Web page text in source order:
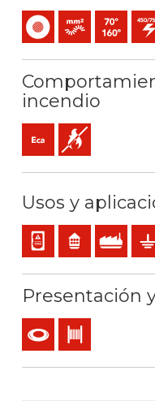
Unipolar Conductor 450
incendio
Eca (reacción al fuego)
No propagador
Usos y
Cableado interno de
Residencial
Uso
Presentación
Bobina